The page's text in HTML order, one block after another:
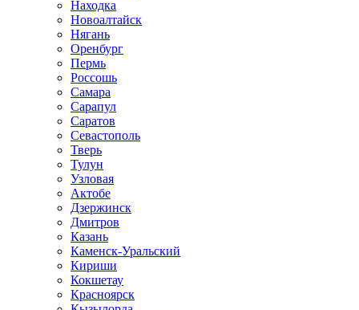
Находка
Новоалтайск
Нягань
Оренбург
Пермь
Россошь
Самара
Сарапул
Саратов
Севастополь
Тверь
Тулун
Узловая
Актобе
Дзержинск
Дмитров
Казань
Каменск-Уральский
Кириши
Кокшетау
Красноярск